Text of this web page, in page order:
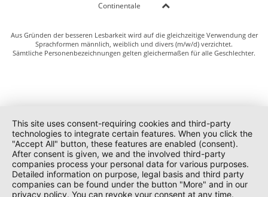
Continentale
Aus Gründen der besseren Lesbarkeit wird auf die gleichzeitige Verwendung der
Sprachformen männlich, weiblich und divers (m/w/d) verzichtet.
Sämtliche Personenbezeichnungen gelten gleichermaßen für alle Geschlechter.
This site uses consent-requiring cookies and third-party
technologies to integrate certain features. When you click the
"Accept All" button, these features are enabled (consent).
After consent is given, we and the involved third-party
companies process your personal data for various purposes.
Detailed information on purpose, legal basis and third party
companies can be found under the button "More" and in our
privacy policy. You can revoke your consent at any time.